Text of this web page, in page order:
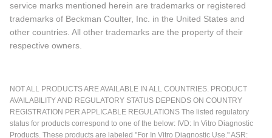
service marks mentioned herein are trademarks or registered
trademarks of Beckman Coulter, Inc. in the United States and
other countries. All other trademarks are the property of their
respective owners.
NOT ALL PRODUCTS ARE AVAILABLE IN ALL COUNTRIES. PRODUCT
AVAILABILITY AND REGULATORY STATUS DEPENDS ON COUNTRY
REGISTRATION PER APPLICABLE REGULATIONS The listed regulatory
status for products correspond to one of the below: IVD: In Vitro Diagnostic
Products. These products are labeled "For In Vitro Diagnostic Use." ASR: